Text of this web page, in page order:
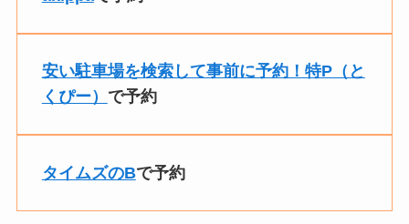
安い駐車場を検索して事前に予約！特P（と
くぴー） で予約
タイムズのBで予約